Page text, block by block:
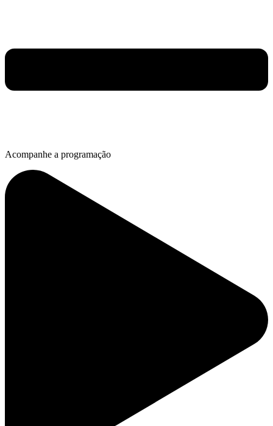
Acompanhe a programação